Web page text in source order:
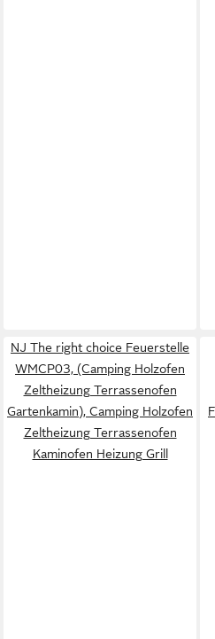
NJ The right choice Feuerstelle
WMCP03, (Camping Holzofen
Zeltheizung Terrassenofen
Gartenkamin), Camping Holzofen
Zeltheizung Terrassenofen
Kaminofen Heizung Grill